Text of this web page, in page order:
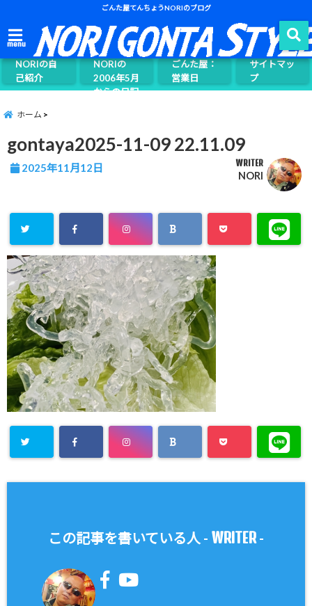
ごんた屋てんちょうNORIのブログ
menu
NORIの自
己紹介
ごんた屋て
んちょう
NORIの
2006年5月
からの日記
ごんた屋：
営業日
サイトマッ
プ
ホーム
gontaya2025-11-09 22.11.09
2025年11月12日 WRITER
NORI
この記事を書いている人 - WRITER-